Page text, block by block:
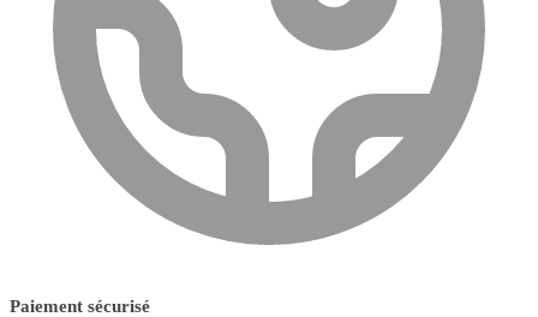
Paiement sécurisé